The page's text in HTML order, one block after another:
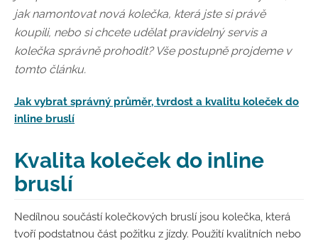
jak namontovat nová kolečka, která jste si právě
koupili, nebo si chcete udělat pravidelný servis a
kolečka správně prohodit? Vše postupně projdeme v
tomto článku.
Jak vybrat správný průměr, tvrdost a kvalitu koleček do
inline bruslí
Kvalita koleček do inline
bruslí
Nedílnou součástí kolečkových bruslí jsou kolečka, která
tvoří podstatnou část požitku z jízdy. Použití kvalitních nebo